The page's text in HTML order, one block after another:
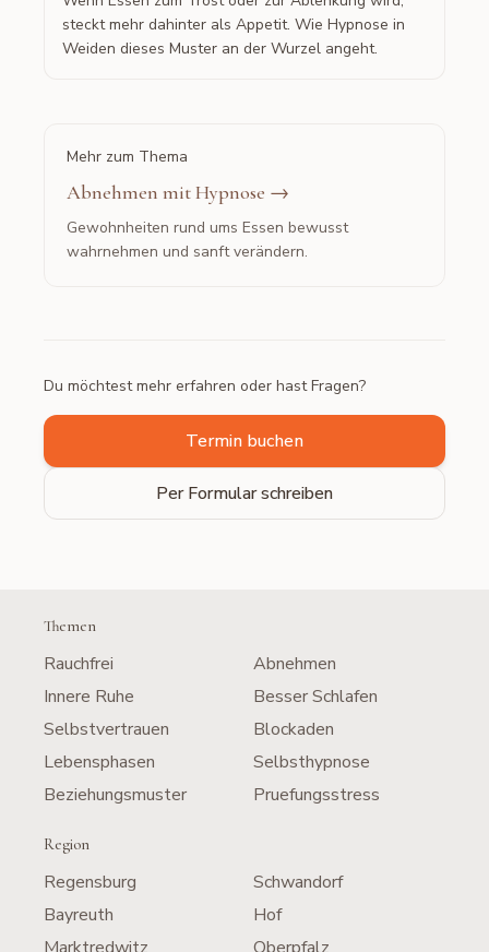
steckt mehr dahinter als Appetit. Wie Hypnose in
Weiden dieses Muster an der Wurzel angeht.
Mehr zum Thema
Abnehmen mit Hypnose →
Gewohnheiten rund ums Essen bewusst
wahrnehmen und sanft verändern.
Du möchtest mehr erfahren oder hast Fragen?
Termin buchen
Per Formular schreiben
Themen
Rauchfrei
Abnehmen
Innere Ruhe
Besser Schlafen
Selbstvertrauen
Blockaden
Lebensphasen
Selbsthypnose
Beziehungsmuster
Pruefungsstress
Region
Regensburg
Schwandorf
Bayreuth
Hof